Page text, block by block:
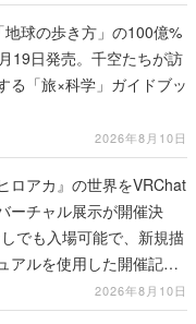
地球の歩き方」の100億%
19日発売。千空たちが訪
る「旅×科学」ガイドブッ
2026年8月10日
ロアカ』の世界をVRChat
ーチャル展示が開催決
でも入場可能で、新規描
アルを使用した開催記念
2026年8月10日